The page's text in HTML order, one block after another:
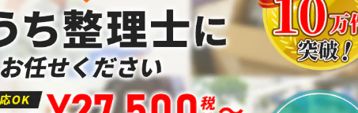
遺品買取査定 ゴミ屋敷清掃 ご供養